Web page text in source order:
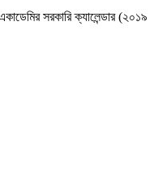
সরকারি ক্যালেন্ডার (২০১৯